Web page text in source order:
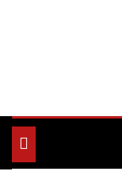
Toggle
navigation